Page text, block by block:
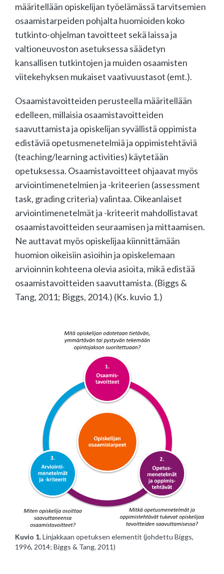
määritellään opiskelijan työelämässä tarvitsemien
osaamistarpeiden pohjalta huomioiden koko
tutkinto-ohjelman tavoitteet sekä laissa ja
valtioneuvoston asetuksessa säädetyn
kansallisen tutkintojen ja muiden osaamisten
viitekehyksen mukaiset vaativuustasot (emt.).
Osaamistavoitteiden perusteella määritellään
edelleen, millaisia osaamistavoitteiden
saavuttamista ja opiskelijan syvällistä oppimista
edistäviä opetusmenetelmiä ja oppimistehtäviä
(teaching/learning activities) käytetään
opetuksessa. Osaamistavoitteet ohjaavat myös
arviointimenetelmien ja -kriteerien (assessment
task, grading criteria) valintaa. Oikeanlaiset
arviointimenetelmät ja -kriteerit mahdollistavat
osaamistavoitteiden seuraamisen ja mittaamisen.
Ne auttavat myös opiskelijaa kiinnittämään
huomion oikeisiin asioihin ja opiskelemaan
arvioinnin kohteena olevia asioita, mikä edistää
osaamistavoitteiden saavuttamista. (Biggs &
Tang, 2011; Biggs, 2014.) (Ks. kuvio 1.)
Kuvio 1.Linjakkaan opetuksen elementit (johdettu Biggs,
1996, 2014; Biggs & Tang, 2011)